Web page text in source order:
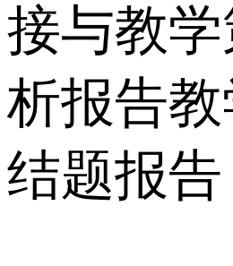
接与教
析报告
结题报告